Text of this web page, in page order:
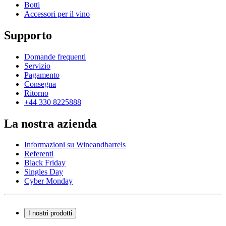
Botti
Accessori per il vino
Supporto
Domande frequenti
Servizio
Pagamento
Consegna
Ritorno
+44 330 8225888
La nostra azienda
Informazioni su Wineandbarrels
Referenti
Black Friday
Singles Day
Cyber Monday
I nostri prodotti